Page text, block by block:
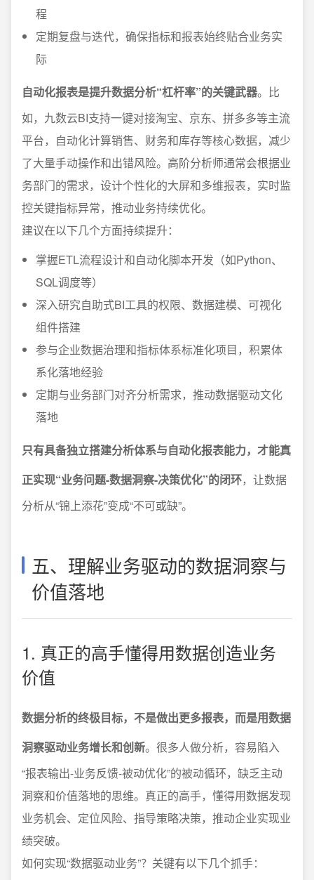
程
定期复盘与迭代，确保指标和报表始终贴合业务实
际
自动化报表是提升数据分析“杠杆率”的关键武器。比
如，九数云BI支持一键对接淘宝、京东、拼多多等主流
平台，自动化计算销售、财务和库存等核心数据，减少
了大量手动操作和出错风险。高阶分析师通常会根据业
务部门的需求，设计个性化的大屏和多维报表，实时监
控关键指标异常，推动业务持续优化。
建议在以下几个方面持续提升：
掌握ETL流程设计和自动化脚本开发（如Python、
SQL调度等）
深入研究自助式BI工具的权限、数据建模、可视化
组件搭建
参与企业数据治理和指标体系标准化项目，积累体
系化落地经验
定期与业务部门对齐分析需求，推动数据驱动文化
落地
只有具备独立搭建分析体系与自动化报表能力，才能真
正实现“业务问题-数据洞察-决策优化”的闭环，让数据
分析从“锦上添花”变成“不可或缺”。
五、理解业务驱动的数据洞察与
价值落地
1. 真正的高手懂得用数据创造业务
价值
数据分析的终极目标，不是做出更多报表，而是用数据
洞察驱动业务增长和创新。很多人做分析，容易陷入
“报表输出-业务反馈-被动优化”的被动循环，缺乏主动
洞察和价值落地的思维。真正的高手，懂得用数据发现
业务机会、定位风险、指导策略决策，推动企业实现业
绩突破。
如何实现“数据驱动业务”？关键有以下几个抓手：